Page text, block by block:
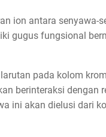
ion antara
gugus fungsional
pada kolom
berinteraksi dengan
ini akan dielusi dari